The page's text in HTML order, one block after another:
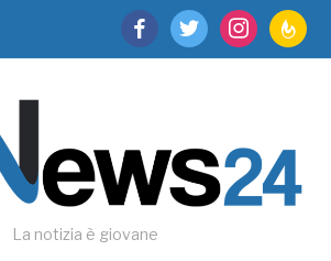
facebooktwitter instagram
La notizia è giovane